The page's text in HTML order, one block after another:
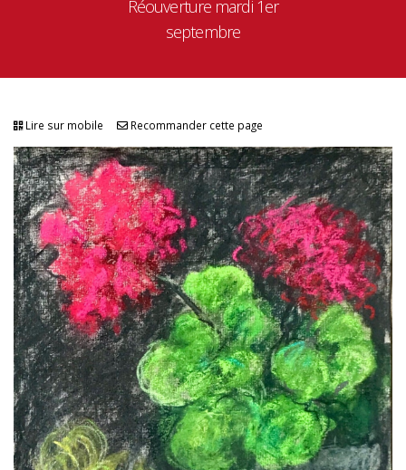
Réouverture mardi 1er
septembre
Lire sur mobile Recommander cette page